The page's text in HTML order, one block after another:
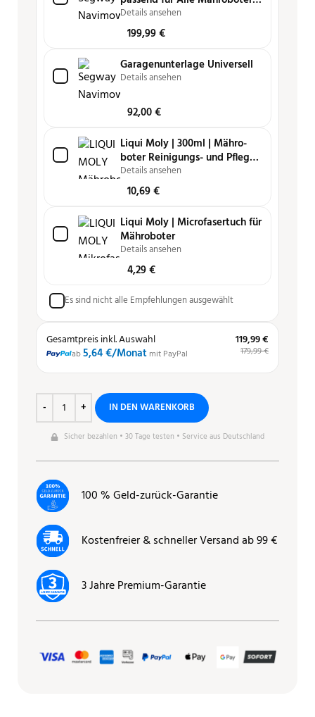
Universell - i, H und X3-Serie
Details ansehen
199,99€
Garagenunterlage Universell
Details ansehen
92,00€
Liqui Moly | 300ml | Mähro­
boter Reini­gungs- und Pfle­ge­
spray
Details ansehen
10,69€
Liqui Moly | Microfasertuch für
Mähroboter
Details ansehen
4,29€
Es sind nicht alle Empfehlungen ausgewählt
Gesamtpreis inkl. Auswahl
ab5,64 €/Monat mit PayPal
119,99 €
179,99 €
IN DEN WARENKORB
Sicher bezahlen • 30 Tage testen • Service aus Deutschland
100 % Geld-zurück-Garantie
Kostenfreier & schneller Versand ab 99 €
3 Jahre Premium-Garantie